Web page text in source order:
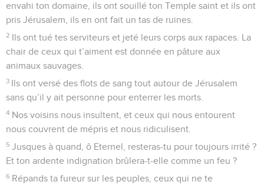
envahi ton domaine, ils ont souillé ton Temple saint et ils ont
pris Jérusalem, ils en ont fait un tas de ruines.
2 Ils ont tué tes serviteurs et jeté leurs corps aux rapaces. La
chair de ceux qui t’aiment est donnée en pâture aux
animaux sauvages.
3 Ils ont versé des flots de sang tout autour de Jérusalem
sans qu’il y ait personne pour enterrer les morts.
4 Nos voisins nous insultent, et ceux qui nous entourent
nous couvrent de mépris et nous ridiculisent.
5 Jusques à quand, ô Eternel, resteras-tu pour toujours irrité ?
Et ton ardente indignation brûlera-t-elle comme un feu ?
6 Répands ta fureur sur les peuples, ceux qui ne te